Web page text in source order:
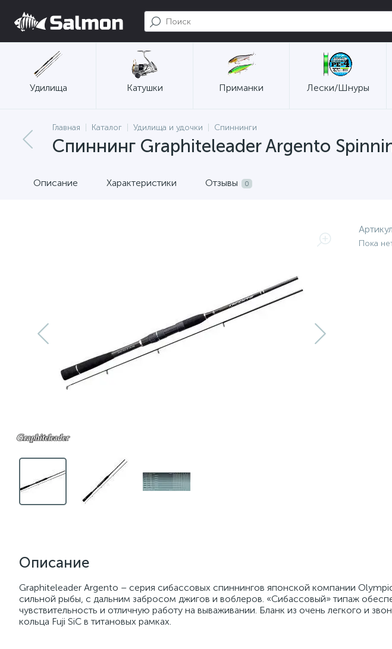
Удилища Катушки Приманки Лески/Шнуры
Главная Каталог Удилища и удочки Спиннинги
Спиннинг Graphiteleader Argento
Описание Характеристики Отзывы 0
Пока
Описание
Graphiteleader Argento – серия сибассовых спиннингов японской компании
сильной рыбы, с дальним забросом джигов и воблеров. «Сибассовый» типаж
чувствительность и отличную работу на вываживании. Бланк из очень легкого и
кольца Fuji SiC в титановых рамках.